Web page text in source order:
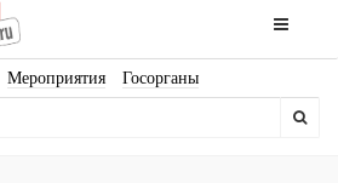
Мероприятия Госорганы